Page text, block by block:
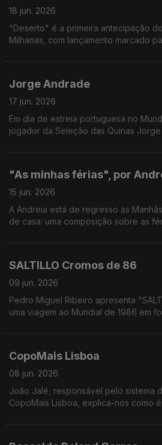
18 jun. 2026
"Deserto" é a primeira antecipação
Milhanas, com lançamento marcado
Jorge Andrade
17 jun. 2026
Em dia de estreia portuguesa no
jogador da Seleção das Quinas
"As minhas férias", por
15 jun. 2026
A Andreia está de regresso às
de casa: uma composição sobre as
SALTILLO Cromos de 86
09 jun. 2026
Pedro Miguel Ribeiro apresenta
uma viagem ao Mundial de 1986 em
CopoMais Lisboa
08 jun. 2026
João Jalé, responsável pelo sistema
CopoMais Lisboa, explica-nos como